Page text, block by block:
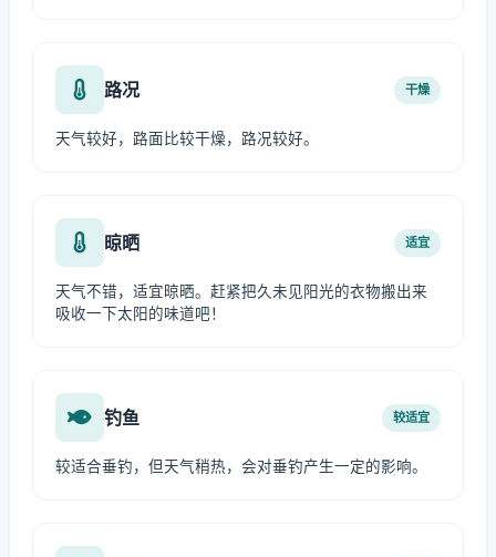
路况 干燥
天气较好，路面比较干燥，路况较好。
晾晒 适宜
天气不错，适宜晾晒。赶紧把久未见阳光的衣物搬出来
吸收一下太阳的味道吧！
钓鱼 较适宜
较适合垂钓，但天气稍热，会对垂钓产生一定的影响。